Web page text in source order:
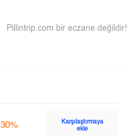
Pillintrip.com bir eczane değildir!
30%
Karşılaştırmaya
ekle